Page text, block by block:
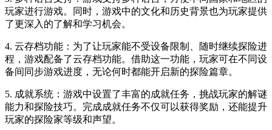
玩家进行游戏。同时，游戏中的文化和历史背景也为玩家提供
了更深入的了解和学习机会。
4. 云存档功能：为了让玩家能不受设备限制、随时继续探险进
程，游戏配备了云存档功能。借助这一功能，玩家可在不同设
备间同步游戏进度，无论何时都能开启新的探险篇章。
5. 成就系统：游戏中设置了丰富的成就任务，挑战玩家的解谜
能力和探险技巧。完成成就任务不仅可以获得奖励，还能提升
玩家的探险家等级和声望。